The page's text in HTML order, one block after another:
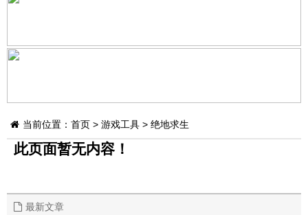
当前位置： 首页 > 游戏工具 > 绝地求生
此页面暂无内容！
最新文章